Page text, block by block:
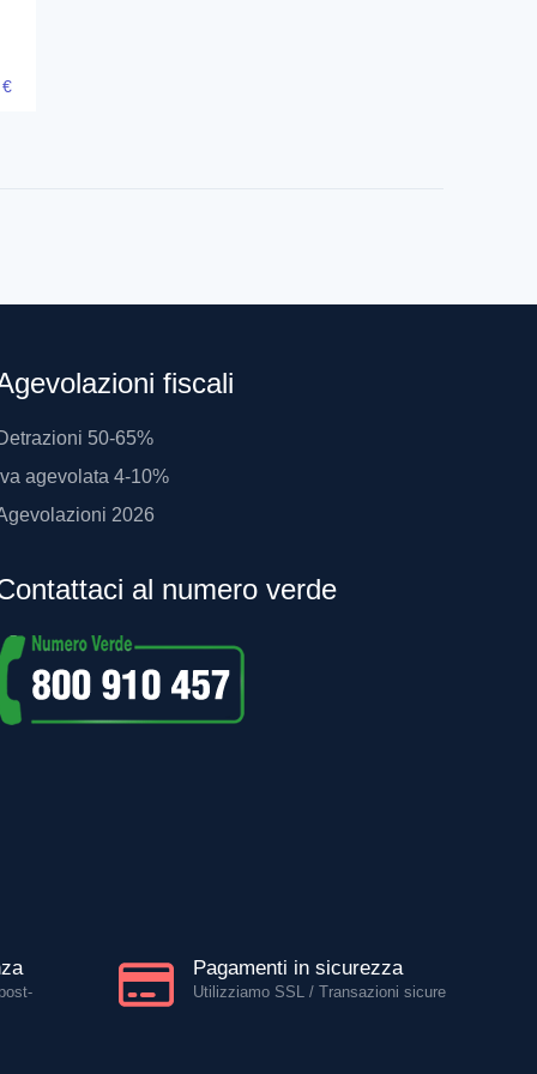
€
fiscali
50-65%
agevolata 4-10%
2026
al numero verde
Pagamenti in sicurezza
Utilizziamo SSL / Transazioni sicure